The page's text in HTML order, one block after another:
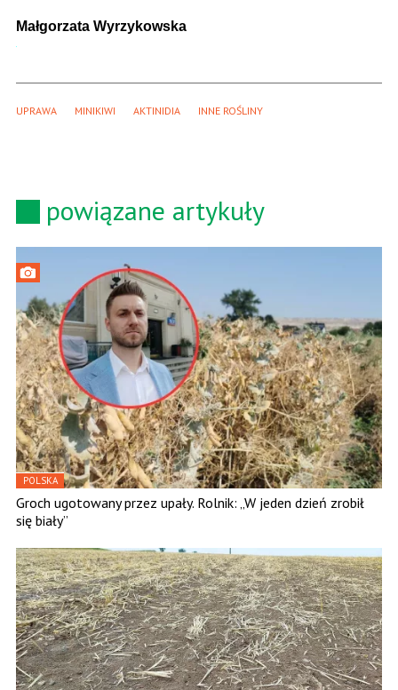
Małgorzata Wyrzykowska
UPRAWA MINIKIWI AKTINIDIA INNE ROŚLINY
powiązane artykuły
POLSKA
Groch ugotowany przez upały. Rolnik: „W jeden dzień zrobił
się biały”